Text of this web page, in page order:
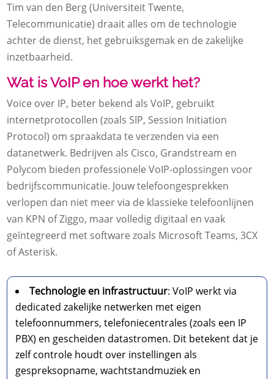
Tim van den Berg (Universiteit Twente,
Telecommunicatie) draait alles om de technologie
achter de dienst, het gebruiksgemak en de zakelijke
inzetbaarheid.
Wat is VoIP en hoe werkt het?
Voice over IP, beter bekend als VoIP, gebruikt
internetprotocollen (zoals SIP, Session Initiation
Protocol) om spraakdata te verzenden via een
datanetwerk. Bedrijven als Cisco, Grandstream en
Polycom bieden professionele VoIP-oplossingen voor
bedrijfscommunicatie. Jouw telefoongesprekken
verlopen dan niet meer via de klassieke telefoonlijnen
van KPN of Ziggo, maar volledig digitaal en vaak
geïntegreerd met software zoals Microsoft Teams, 3CX
of Asterisk.
Technologie en infrastructuur: VoIP werkt via
dedicated zakelijke netwerken met eigen
telefoonnummers, telefoniecentrales (zoals een IP
PBX) en gescheiden datastromen. Dit betekent dat je
zelf controle houdt over instellingen als
gespreksopname, wachtstandmuziek en